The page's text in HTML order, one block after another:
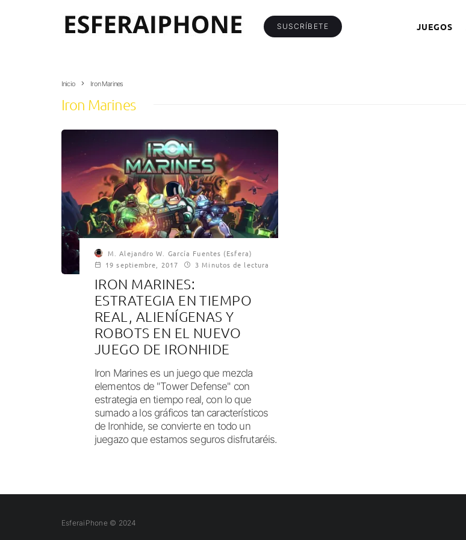
SUSCRÍBETE JUEGOS
Inicio Iron Marines
Iron Marines
M. Alejandro W. García Fuentes (Esfera)
19 septiembre, 2017
3 Minutos de lectura
IRON MARINES:
ESTRATEGIA EN TIEMPO
REAL, ALIENÍGENAS Y
ROBOTS EN EL NUEVO
JUEGO DE IRONHIDE
Iron Marines es un juego que mezcla
elementos de "Tower Defense" con
estrategia en tiempo real, con lo que
sumado a los gráficos tan característicos
de Ironhide, se convierte en todo un
juegazo que estamos seguros disfrutaréis.
EsferaiPhone © 2024